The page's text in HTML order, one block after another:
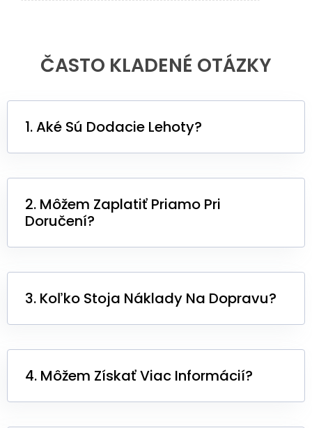
ČASTO KLADENÉ OTÁZKY
1. Aké Sú Dodacie Lehoty?
2. Môžem Zaplatiť Priamo Pri
Doručení?
3. Koľko Stoja Náklady Na Dopravu?
4. Môžem Získať Viac Informácií?